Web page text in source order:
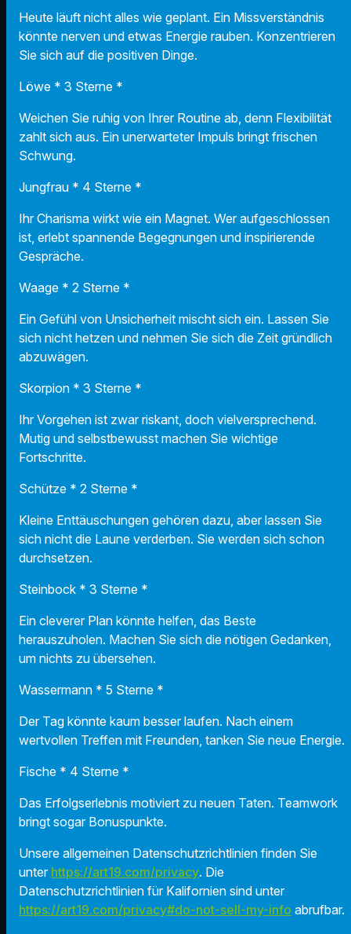
Heute läuft nicht alles wie geplant. Ein Missverständnis
könnte nerven und etwas Energie rauben. Konzentrieren
Sie sich auf die positiven Dinge.
Löwe * 3 Sterne *
Weichen Sie ruhig von Ihrer Routine ab, denn Flexibilität
zahlt sich aus. Ein unerwarteter Impuls bringt frischen
Schwung.
Jungfrau * 4 Sterne *
Ihr Charisma wirkt wie ein Magnet. Wer aufgeschlossen
ist, erlebt spannende Begegnungen und inspirierende
Gespräche.
Waage * 2 Sterne *
Ein Gefühl von Unsicherheit mischt sich ein. Lassen Sie
sich nicht hetzen und nehmen Sie sich die Zeit gründlich
abzuwägen.
Skorpion * 3 Sterne *
Ihr Vorgehen ist zwar riskant, doch vielversprechend.
Mutig und selbstbewusst machen Sie wichtige
Fortschritte.
Schütze * 2 Sterne *
Kleine Enttäuschungen gehören dazu, aber lassen Sie
sich nicht die Laune verderben. Sie werden sich schon
durchsetzen.
Steinbock * 3 Sterne *
Ein cleverer Plan könnte helfen, das Beste
herauszuholen. Machen Sie sich die nötigen Gedanken,
um nichts zu übersehen.
Wassermann * 5 Sterne *
Der Tag könnte kaum besser laufen. Nach einem
wertvollen Treffen mit Freunden, tanken Sie neue Energie.
Fische * 4 Sterne *
Das Erfolgserlebnis motiviert zu neuen Taten. Teamwork
bringt sogar Bonuspunkte.
Unsere allgemeinen Datenschutzrichtlinien finden Sie
unter https://art19.com/privacy. Die
Datenschutzrichtlinien für Kalifornien sind unter
https://art19.com/privacy#do-not-sell-my-info abrufbar.